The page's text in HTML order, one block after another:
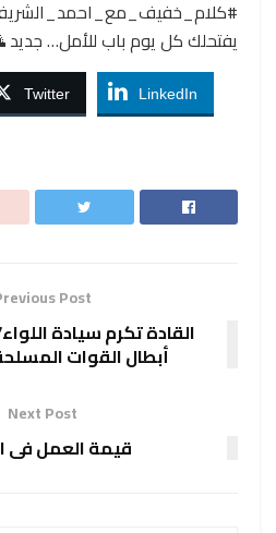
يفتحلك كل يوم باب للأمل… جديد
Twitter LinkedIn
Post
القادة تكرم سيادة
أبطال القوات
Next Post
قيمة العمل فى